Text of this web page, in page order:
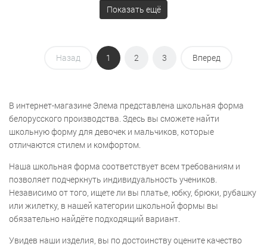
Показать ещё
Назад 1 2 3 Вперед
В интернет-магазине Элема представлена школьная форма
белорусского производства. Здесь вы сможете найти
школьную форму для девочек и мальчиков, которые
отличаются стилем и комфортом.
Наша школьная форма соответствует всем требованиям и
позволяет подчеркнуть индивидуальность учеников.
Независимо от того, ищете ли вы платье, юбку, брюки, рубашку
или жилетку, в нашей категории школьной формы вы
обязательно найдёте подходящий вариант.
Увидев наши изделия, вы по достоинству оцените качество